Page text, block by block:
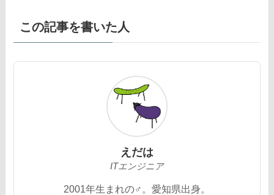
この記事を書いた人
えだは
ITエンジニア
2001年生まれの♂。愛知県出身。